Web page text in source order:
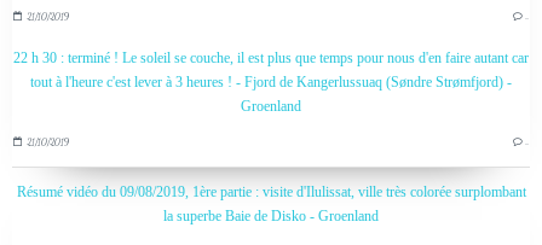
21/10/2019 …
22 h 30 : terminé ! Le soleil se couche, il est plus que temps pour nous d'en faire autant car
tout à l'heure c'est lever à 3 heures ! - Fjord de Kangerlussuaq (Søndre Strømfjord) -
Groenland
21/10/2019 …
Résumé vidéo du 09/08/2019, 1ère partie : visite d'Ilulissat, ville très colorée surplombant
la superbe Baie de Disko - Groenland